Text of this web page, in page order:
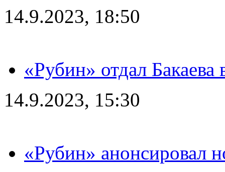
14.9.2023, 18:50
«Рубин» отдал
14.9.2023, 15:30
«Рубин» анонсировал